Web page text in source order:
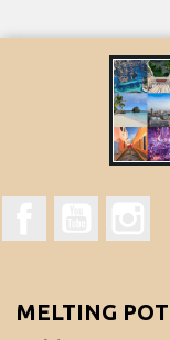
MELTING POT